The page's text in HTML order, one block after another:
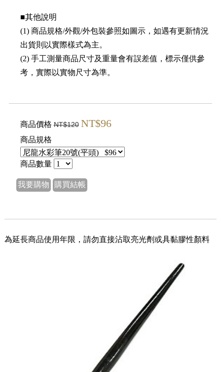
■其他說明
(1) 商品規格/外觀/外包裝參照如圖示，如遇有更新情況
出貨則以實際樣式為主。
(2) 手工測量商品尺寸及重量會有誤差值，標示僅供參
考，實際以實物尺寸為準。
商品價格NT$120 NT$96
商品規格
商品數量
我要購物 購買結帳
為延長商品使用年限，請勿直接沾取亮光劑或具黏膠性顏料